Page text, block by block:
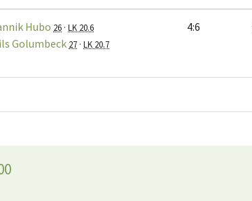
Hubo 26 · LK 20.6
Golumbeck 27 · LK 20.7
4:6